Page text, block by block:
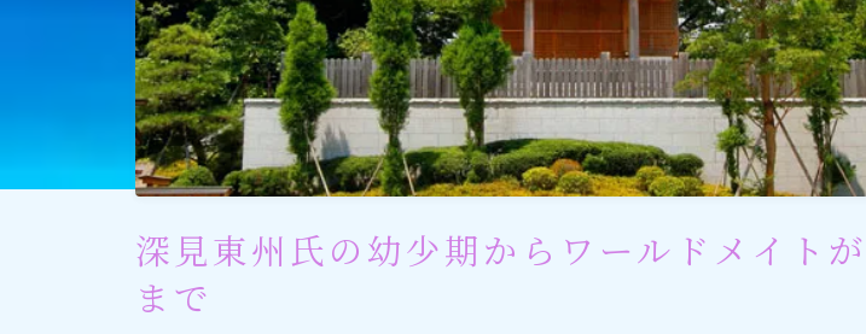
ゴルフ
スポーツ
メディア・ネット
深見東州 (半田晴久)
ワールドメ
天啓宗教？
ワールドメ
深見東州氏の幼少期からワールドメイト
まで